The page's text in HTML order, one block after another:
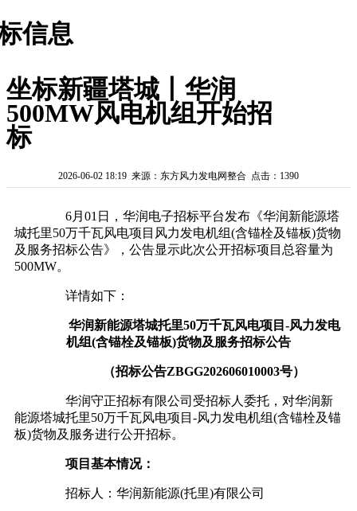
信息
坐标新疆塔城丨华润
500MW风电机组开始招
标
2026-06-02 18:19 来源：东方风力发电网整合 点击：1390
6月01日，华润电子招标平台发布《华润新能源塔
城托里50万千瓦风电项目风力发电机组(含锚栓及锚板)货物
及服务招标公告》，公告显示此次公开招标项目总容量为
500MW。
详情如下：
华润新能源塔城托里50万千瓦风电项目-风力发电
机组(含锚栓及锚板)货物及服务招标公告
（招标公告ZBGG202606010003号）
华润守正招标有限公司受招标人委托，对华润新
能源塔城托里50万千瓦风电项目-风力发电机组(含锚栓及锚
板)货物及服务进行公开招标。
项目基本情况：
招标人：华润新能源(托里)有限公司